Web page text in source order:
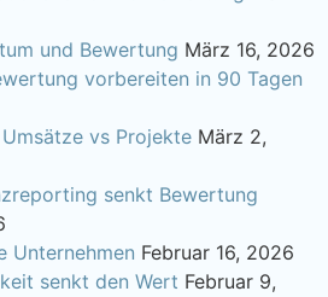
und Bewertung März 16, 2026
vorbereiten in 90 Tagen
vs Projekte März 2,
senkt Bewertung
Unternehmen Februar 16, 2026
senkt den Wert Februar 9,